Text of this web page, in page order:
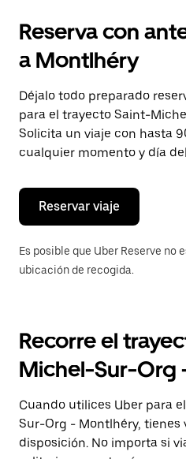
calendario
seleccionar
fecha.
Pulsa
el
botón
de
escape
cerrar
calendario.
Reserva con
a Montlhéry
Déjalo todo preparado
para el trayecto Saint-
Solicita un viaje con hasta
cualquier momento y día
Reservar viaje
Es posible que Uber Reserve no
ubicación de recogida.
Recorre el
Michel-Sur-Org
Cuando utilices Uber para
Sur-Org - Montlhéry, tienes
disposición. No importa si